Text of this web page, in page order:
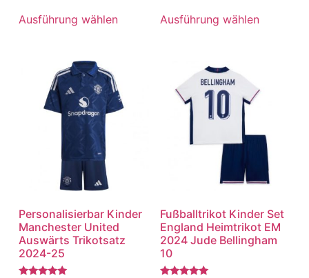
von 5
Ausführung wählen
von 5
Ausführung wählen
Personalisierbar Kinder
Manchester United
Auswärts Trikotsatz
2024-25
Fußballtrikot Kinder Set
England Heimtrikot EM
2024 Jude Bellingham
10